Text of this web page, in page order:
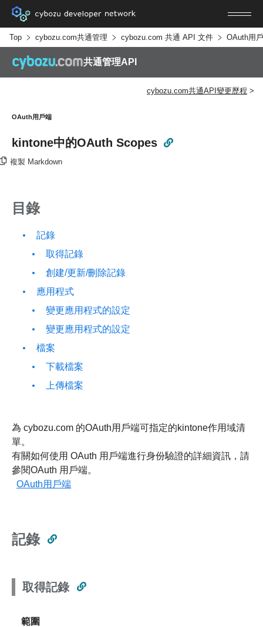
Top cybozu.com共通管理 cybozu.com 共通 API 文件 OAuth用
共通管理API
cybozu.com共通API變更歷程
OAuth用戶端
kintone中的OAuth Scopes
複製 Markdown
目錄
記錄
取得記錄
創建/更新/刪除記錄
應用程式
變更應用程式的設定
變更應用程式的設定
檔案
下載檔案
上傳檔案
為 cybozu.com 的OAuth用戶端可指定的kintone作用域清
單。
有關如何使用 OAuth 用戶端進行身份驗證的詳細資訊，請
參閱OAuth 用戶端。
OAuth用戶端
記錄
取得記錄
範圍